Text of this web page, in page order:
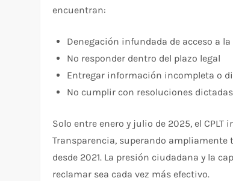
encuentran:
Denegación infundada de acceso a
No responder dentro del plazo legal
Entregar información incompleta o
No cumplir con resoluciones
Solo entre enero y julio de 2025, el CPLT
Transparencia, superando
desde 2021. La presión ciudadana y la
reclamar sea cada vez más efectivo.